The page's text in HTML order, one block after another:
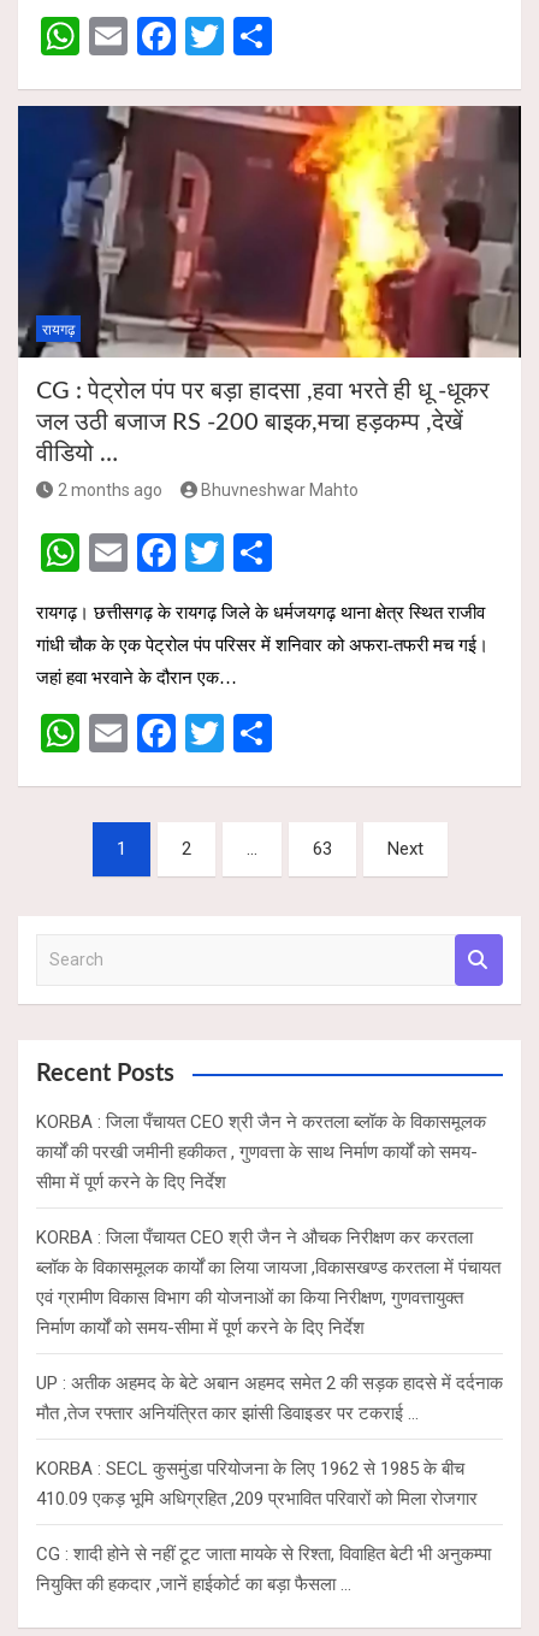
A
p
p
o
o
k
W
at
s
A
p
p
E
ail
F
ce
b
o
o
k
T
tt
er
ar
e
रायगढ़
CG : पेट्रोल पंप पर बड़ा हादसा ,हवा भरते ही धू -धूकर
जल उठी बजाज RS -200 बाइक,मचा हड़कम्प ,देखें
वीडियो …
2 months ago Bhuvneshwar Mahto
W
at
s
A
p
p
E
m
ail
F
ce
b
o
o
k
T
wi
tt
h
ar
रायगढ़। छत्तीसगढ़ के रायगढ़ जिले के धर्मजयगढ़ थाना क्षेत्र स्थित राजीव
गांधी चौक के एक पेट्रोल पंप परिसर में शनिवार को अफरा-तफरी मच गई।
जहां हवा भरवाने के दौरान एक…
W
at
A
p
E
ail
F
b
o
T
er
pagination
1 2 … 63 Next
a
cRecent Posts
KORBA : जिला पँचायत CEO श्री जैन ने करतला ब्लॉक के विकासमूलक
कार्यों की परखी जमीनी हकीकत , गुणवत्ता के साथ निर्माण कार्यों को समय-
सीमा में पूर्ण करने के दिए निर्देश
KORBA : जिला पँचायत CEO श्री जैन ने औचक निरीक्षण कर करतला
ब्लॉक के विकासमूलक कार्यों का लिया जायजा ,विकासखण्ड करतला में पंचायत
एवं ग्रामीण विकास विभाग की योजनाओं का किया निरीक्षण, गुणवत्तायुक्त
निर्माण कार्यों को समय-सीमा में पूर्ण करने के दिए निर्देश
UP : अतीक अहमद के बेटे अबान अहमद समेत 2 की सड़क हादसे में दर्दनाक
मौत ,तेज रफ्तार अनियंत्रित कार झांसी डिवाइडर पर टकराई …
KORBA : SECL कुसमुंडा परियोजना के लिए 1962 से 1985 के बीच
410.09 एकड़ भूमि अधिग्रहित ,209 प्रभावित परिवारों को मिला रोजगार
CG : शादी होने से नहीं टूट जाता मायके से रिश्ता, विवाहित बेटी भी अनुकम्पा
नियुक्ति की हकदार ,जानें हाईकोर्ट का बड़ा फैसला …